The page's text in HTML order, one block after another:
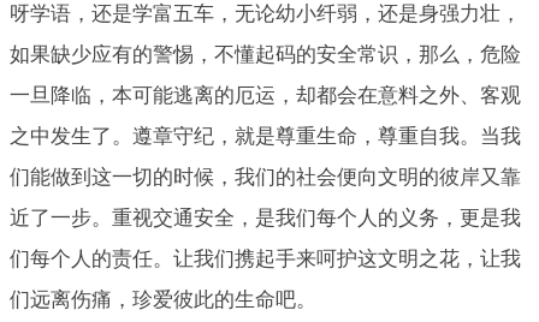
呀学语，还是学富五车，无论幼小纤弱，还是身强力壮，
如果缺少应有的警惕，不懂起码的安全常识，那么，危险
一旦降临，本可能逃离的厄运，却都会在意料之外、客观
之中发生了。遵章守纪，就是尊重生命，尊重自我。当我
们能做到这一切的时候，我们的社会便向文明的彼岸又靠
近了一步。重视交通安全，是我们每个人的义务，更是我
们每个人的责任。让我们携起手来呵护这文明之花，让我
们远离伤痛，珍爱彼此的生命吧。